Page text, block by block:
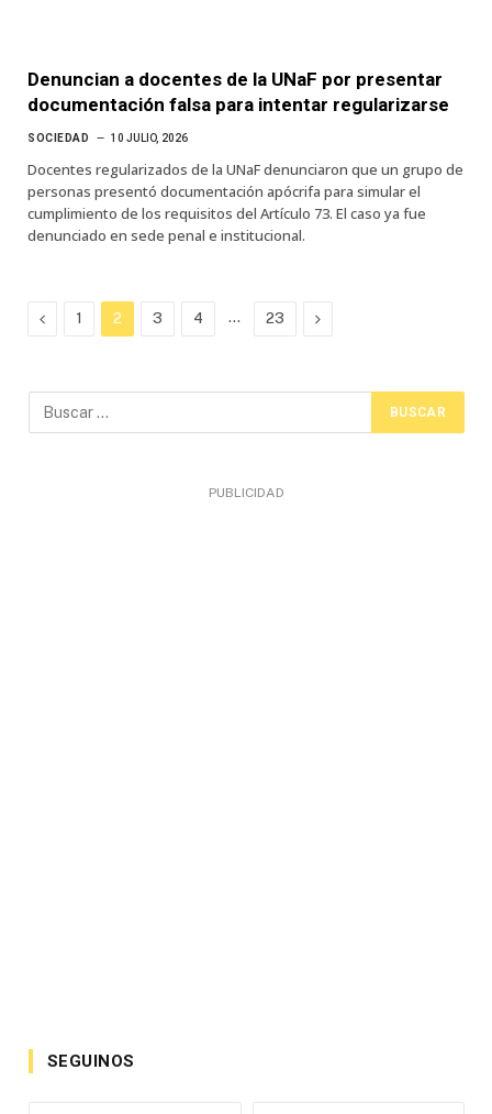
Denuncian a docentes de la UNaF por presentar
documentación falsa para intentar regularizarse
SOCIEDAD 10 JULIO, 2026
Docentes regularizados de la UNaF denunciaron que un grupo de
personas presentó documentación apócrifa para simular el
cumplimiento de los requisitos del Artículo 73. El caso ya fue
denunciado en sede penal e institucional.
Previous
1 2 3 4 … 23 Next
PUBLICIDAD
SEGUINOS